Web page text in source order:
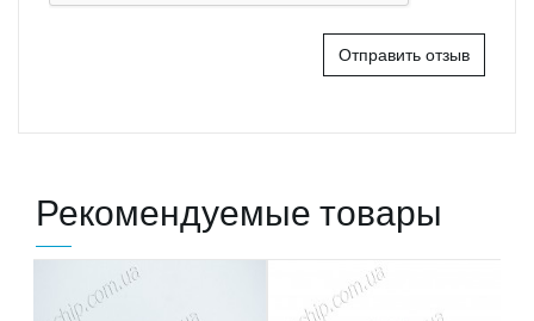
Отправить отзыв
Рекомендуемые товары